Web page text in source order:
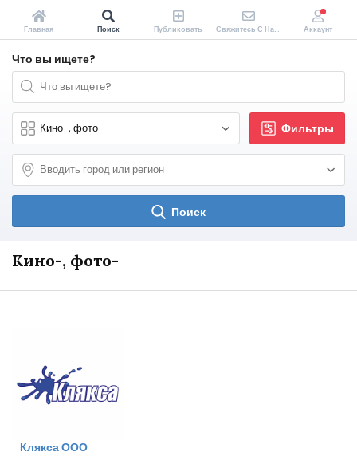
Что вы ищете?
Фильтры
Поиск
Кино-, фото-
Клякса ООО
Главная Поиск Публиковать Свяжитесь С Нами Аккаунт